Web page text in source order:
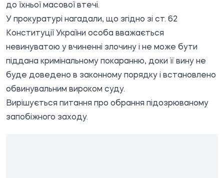
до їхньої масової втечі.
У прокуратурі нагадали, що згідно зі ст. 62
Конституції України особа вважається
невинуватою у вчиненні злочину і не може бути
піддана кримінальному покаранню, доки її вину не
буде доведено в законному порядку і встановлено
обвинувальним вироком суду.
Вирішується питання про обрання підозрюваному
запобіжного заходу.